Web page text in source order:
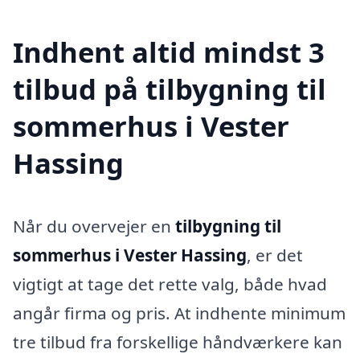
Indhent altid mindst 3
tilbud på tilbygning til
sommerhus i Vester
Hassing
Når du overvejer en tilbygning til
sommerhus i Vester Hassing, er det
vigtigt at tage det rette valg, både hvad
angår firma og pris. At indhente minimum
tre tilbud fra forskellige håndværkere kan